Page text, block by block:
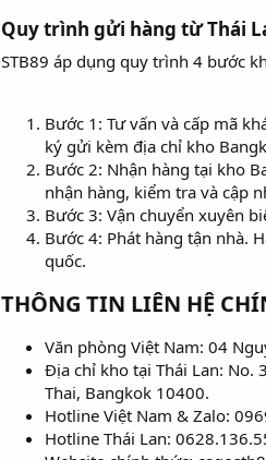
Quy trình gửi hàng từ Thái
STB89 áp dụng quy trình 4 bước
Bước 1: Tư vấn và cấp mã
ký gửi kèm địa chỉ kho
Bước 2: Nhận hàng tại kho
nhận hàng, kiểm tra và cập
Bước 3: Vận chuyển xuyên
Bước 4: Phát hàng tận nhà.
quốc.
THÔNG TIN LIÊN HỆ
Văn phòng Việt Nam: 04
Địa chỉ kho tại Thái Lan: No.
Thai, Bangkok 10400.
Hotline Việt Nam & Zalo:
Hotline Thái Lan: